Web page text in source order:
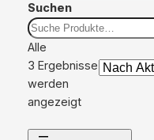
Suchen
Alle
3 Ergebnisse
werden
angezeigtNach